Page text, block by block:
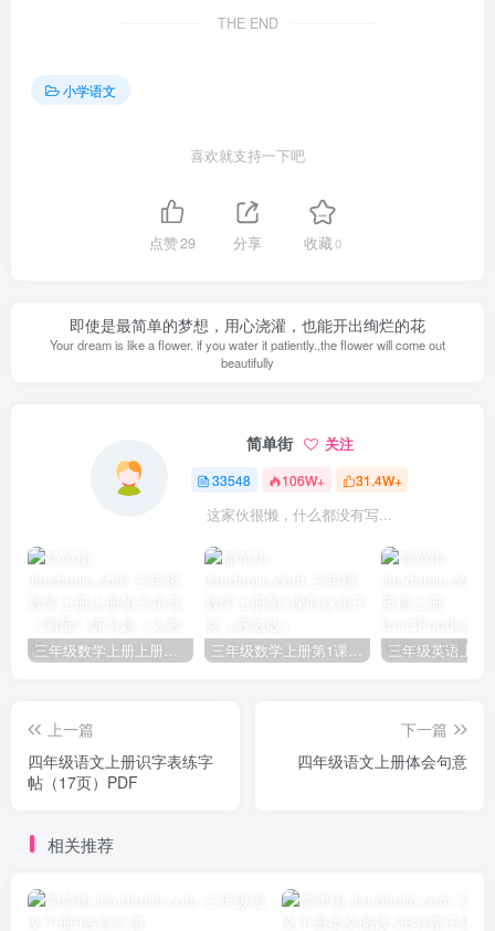
THE END
小学语文
喜欢就支持一下吧
点赞29 分享 收藏0
即使是最简单的梦想，用心浇灌，也能开出绚烂的花
Your dream is like a flower. if you water it patiently.,the flower will come out
beautifully
简单街 关注
33548 106W+ 31.4W+
这家伙很懒，什么都没有写...
上一篇
四年级语文上册识字表练字
帖（17页）PDF
下一篇
四年级语文上册体会句意
相关推荐